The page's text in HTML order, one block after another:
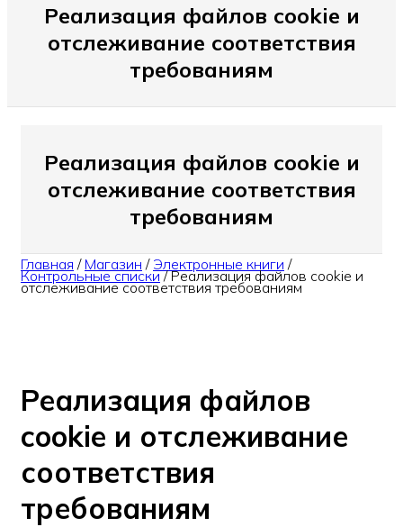
Реализация файлов cookie и
отслеживание соответствия
требованиям
Реализация файлов cookie и
отслеживание соответствия
требованиям
Главная / Магазин / Электронные книги /
Контрольные списки/Реализация файлов cookie и
отслеживание соответствия требованиям
Реализация файлов
cookie и отслеживание
соответствия
требованиям